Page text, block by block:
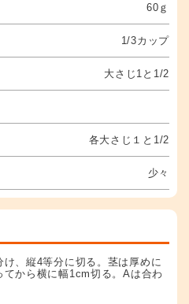
60ｇ
1/3カップ
大さじ1と1/2
各大さじ１と1/2
少々
、縦4等分に切る。茎は厚めに
てから横に幅1cm切る。Aは合わ